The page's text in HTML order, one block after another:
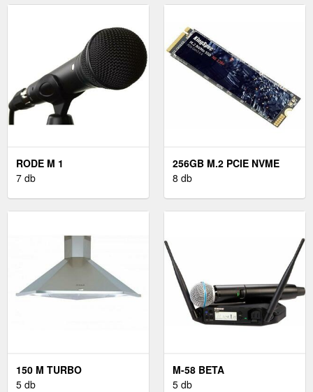
RODE M 1
7 db
256GB M.2 PCIE NVME
SSD
8 db
150 M TURBO
5 db
M-58 BETA
5 db